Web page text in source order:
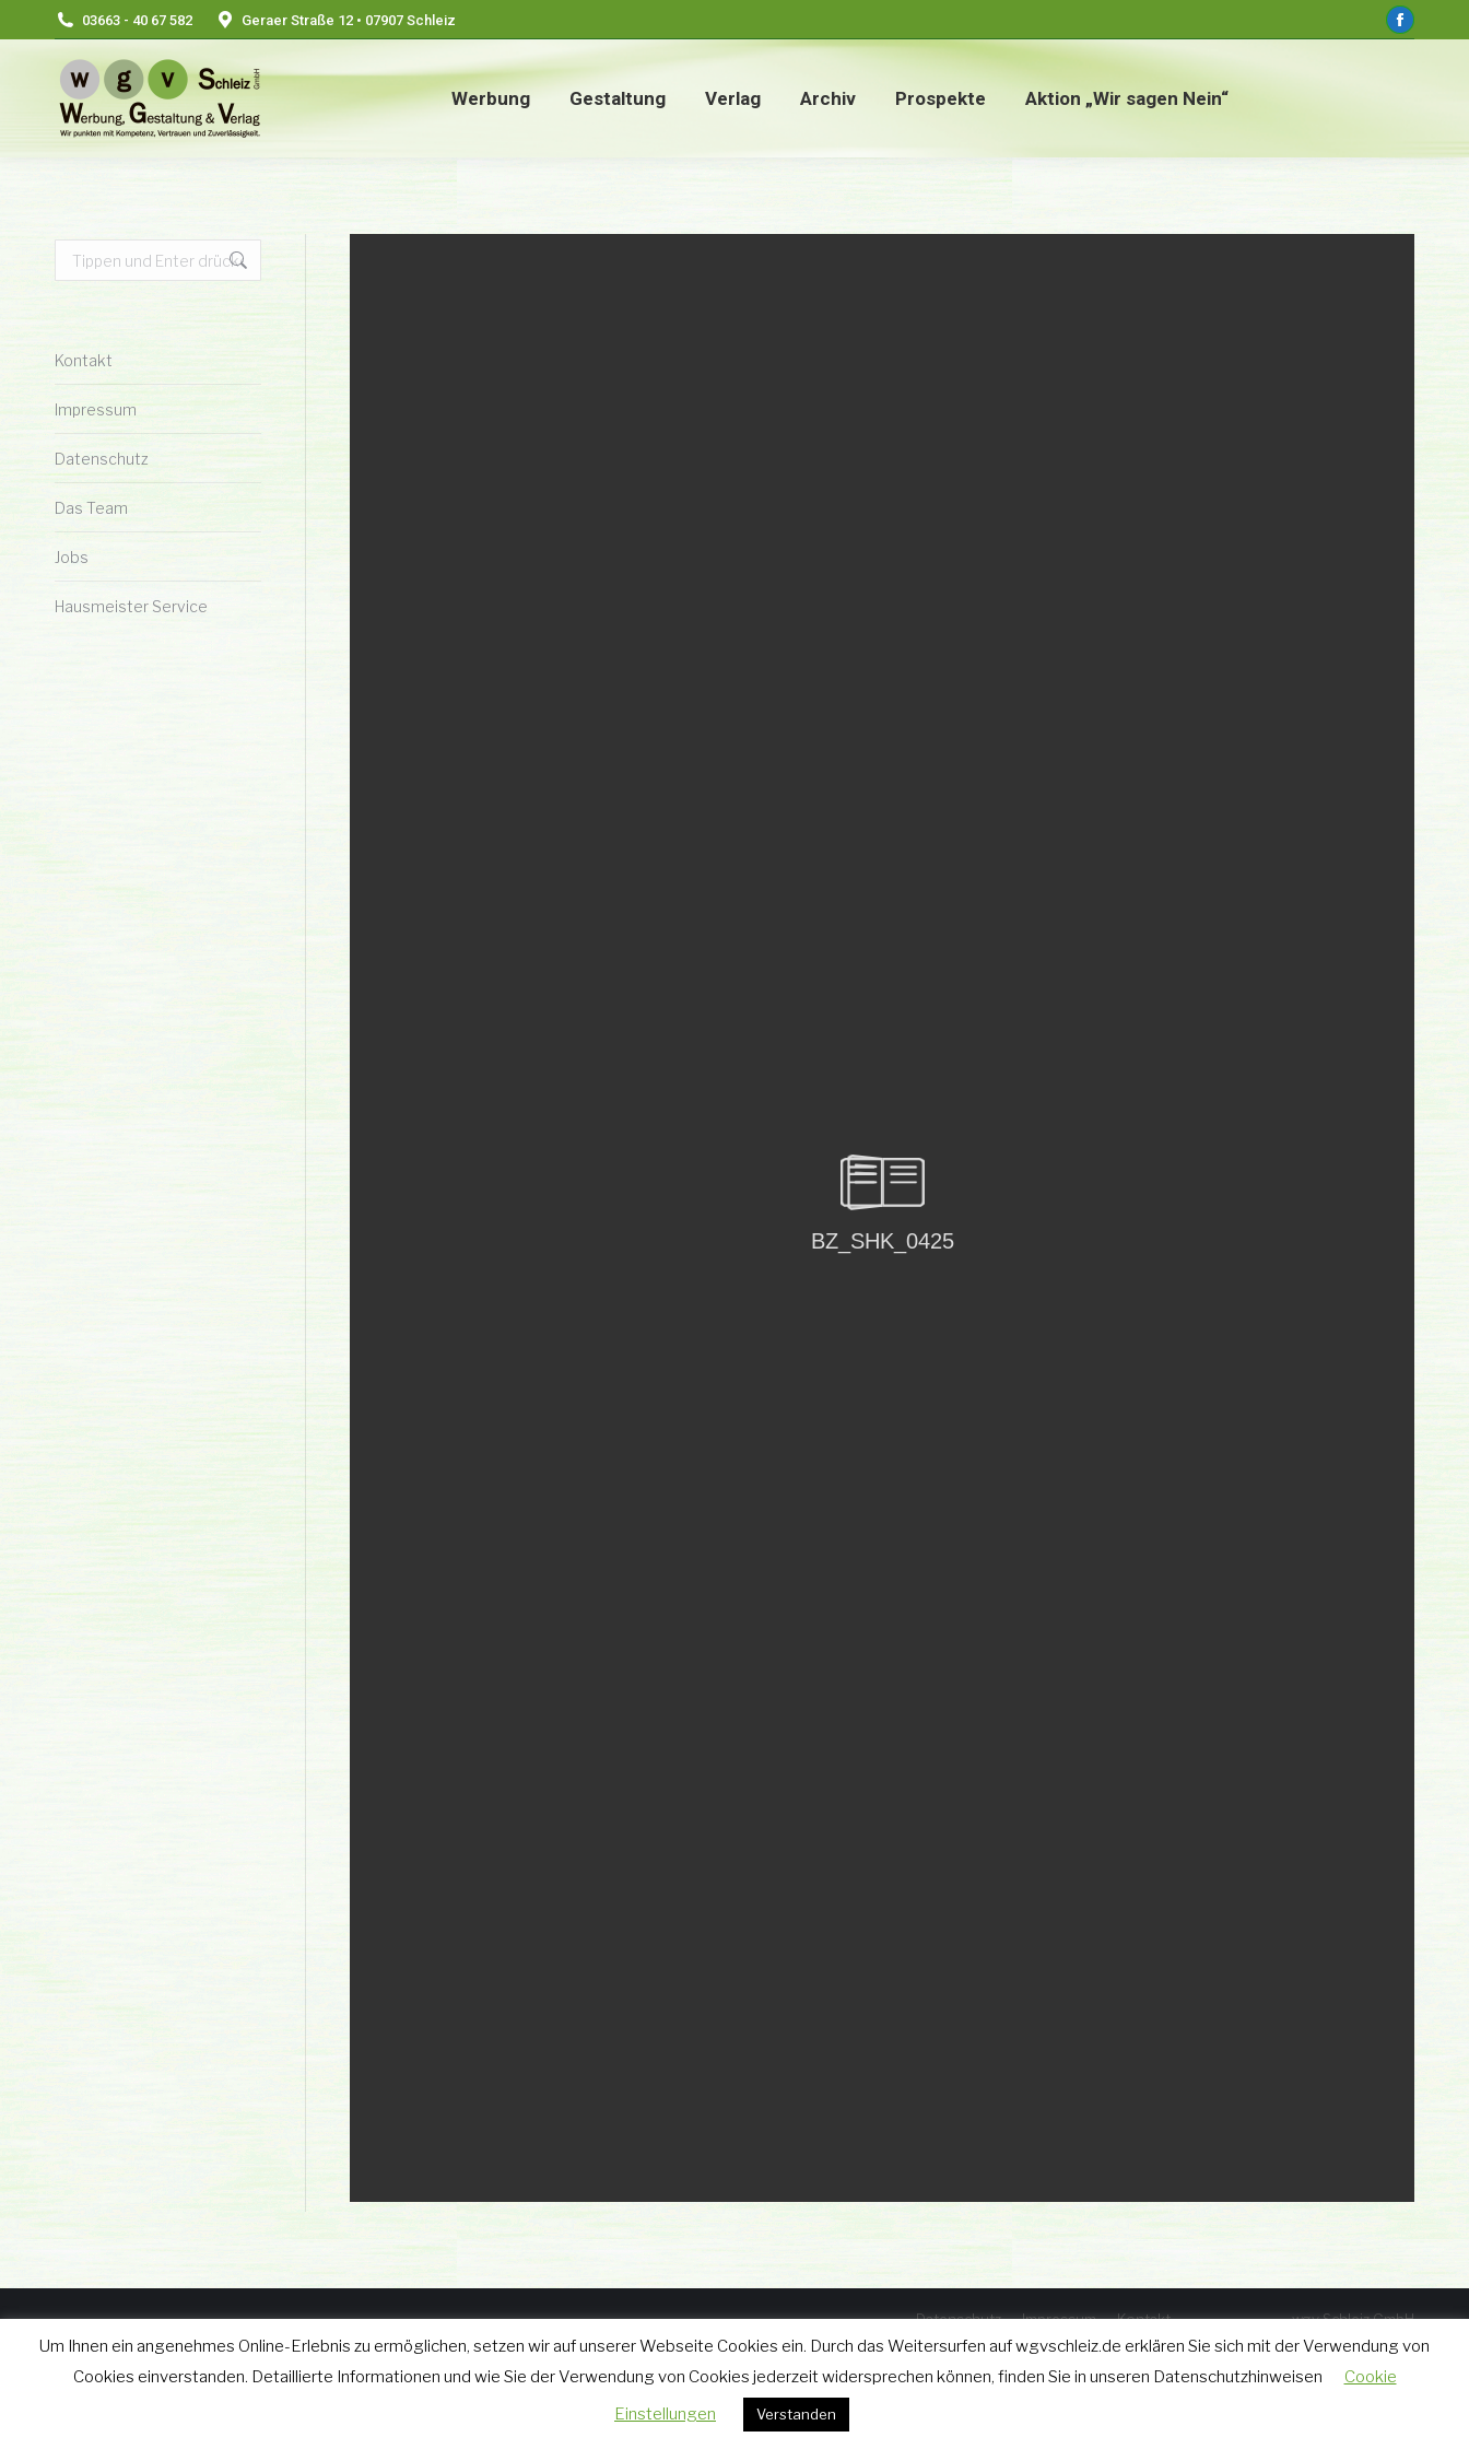
03663 - 40 67 582 Geraer Straße 12 • 07907 Schleiz
Werbung Gestaltung Verlag Archiv Prospekte Aktion „Wir sagen Nein“
Search:
Kontakt
Impressum
Datenschutz
Das Team
Jobs
Hausmeister Service
© wgv Schleiz GmbH 2019 - 2025
Datenschutz Impressum Kontakt
wgv Schleiz GmbH
Geraer Straße 12 • 07907 Schleiz
Tel.: 03663 - 40 67 582
Um Ihnen ein angenehmes Online-Erlebnis zu ermöglichen, setzen wir auf unserer Webseite Cookies ein. Durch das Weitersurfen auf wgvschleiz.de erklären Sie sich mit der Verwendung von
Cookies einverstanden. Detaillierte Informationen und wie Sie der Verwendung von Cookies jederzeit widersprechen können, finden Sie in unseren Datenschutzhinweisen
Cookie
Einstellungen
Verstanden
window